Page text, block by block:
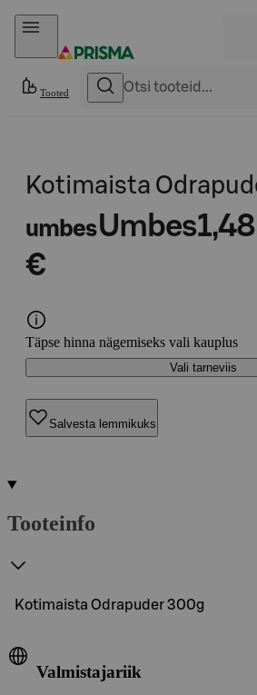
Otse sisu juurde
Tooted
Kotimaista
umbesUmbes1,48
€
Täpse hinna nägemiseks vali kauplus
Vali tarneviis
Salvesta lemmikuks
Tooteinfo
Kotimaista Odrapuder 300g
Valmistajariik